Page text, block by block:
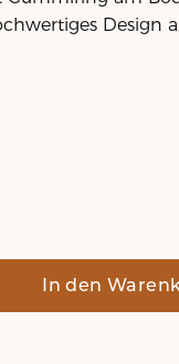
Design
In den